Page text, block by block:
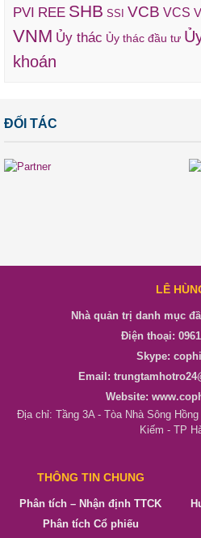
PVI REE SHB SSI VCB VCS
VNM Ủy thác Ủy thác đầu tư
khoán
ĐỐI TÁC
LÊ
Nhà quản trị danh mục
Điện thoại:
Skype:
Email:
Website:
Địa chỉ: Tầng 3A - Tòa Nhà Sông
Kiếm - TP
THÔNG TIN CHUNG
Phân tích – Nhận định TTCK
Phân tích Cổ phiếu